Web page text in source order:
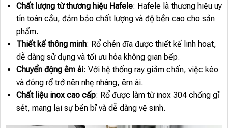
Chất lượng từ thương hiệu Hafele: Hafele là thương hiệu uy
tín toàn cầu, đảm bảo chất lượng và độ bền cao cho sản
phẩm.
Thiết kế thông minh: Rổ chén đĩa được thiết kế linh hoạt,
dễ dàng sử dụng và tối ưu hóa không gian bếp.
Chuyển động êm ái: Với hệ thống ray giảm chấn, việc kéo
và đóng rổ trở nên nhẹ nhàng, êm ái.
Chất liệu inox cao cấp: Rổ được làm từ inox 304 chống gỉ
sét, mang lại sự bền bỉ và dễ dàng vệ sinh.